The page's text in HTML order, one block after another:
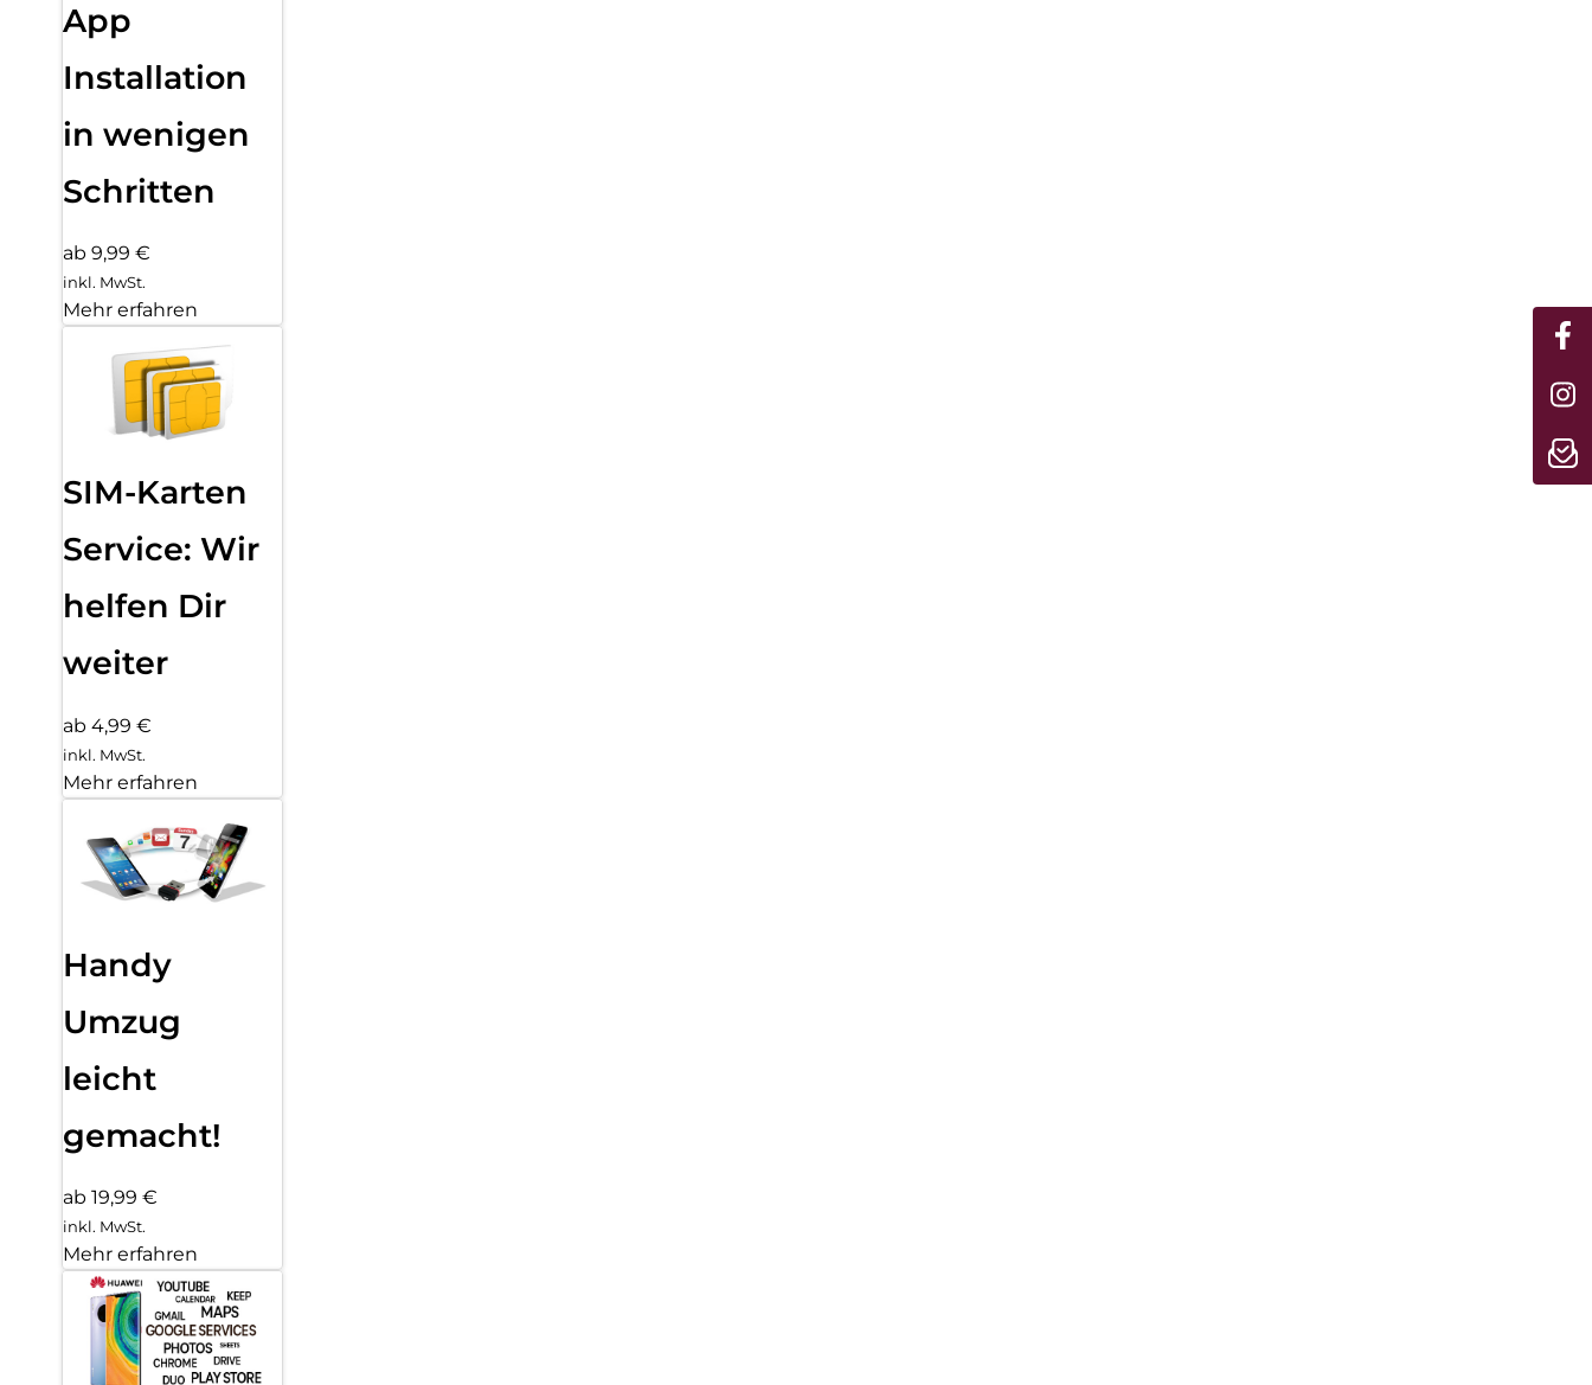
App
Installation
in wenigen
Schritten
ab 9,99 €
inkl. MwSt.
Mehr erfahren
SIM-Karten
Service: Wir
helfen Dir
weiter
ab 4,99 €
inkl. MwSt.
Mehr erfahren
Handy
Umzug
leicht
gemacht!
ab 19,99 €
inkl. MwSt.
Mehr erfahren